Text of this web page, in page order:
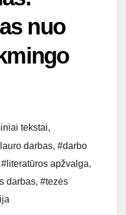
nuo
tekstai,
darbas, #darbo
#literatūros apžvalga,
darbas, #tezės